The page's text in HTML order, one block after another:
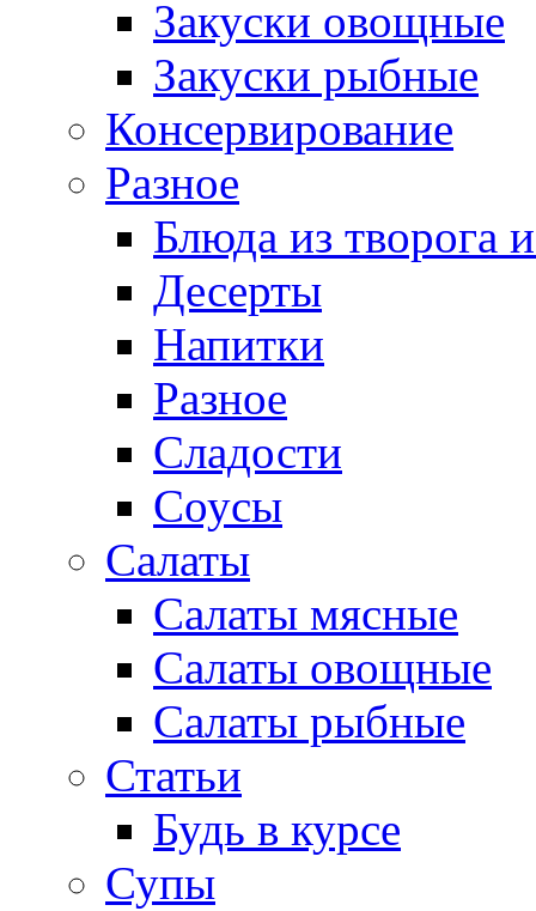
Закуски овощные
Закуски рыбные
Консервирование
Разное
Блюда из творога
Десерты
Напитки
Разное
Сладости
Соусы
Салаты
Салаты мясные
Салаты овощные
Салаты рыбные
Статьи
Будь в курсе
Супы